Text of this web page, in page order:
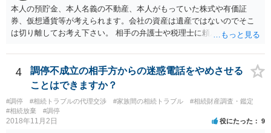
本人の預貯金、本人名義の不動産、本人がもっていた株式や有価証
券、仮想通貨等が考えられます。会社の資産は遺産ではないのでそこ
は切り離してお考え下さい。 相手の弁護士や税理士に頼んでも守秘義
意に開示を求め、応じなければ「調査嘱託」という手続きを使って銀
行等に照会をかけることになるでしょう。 不動産は、相続登記が済ん
でいなければ市役所ないし区役所に、お子様と義父様のつながりがわ
かる戸籍一式を揃えてもちこみ、「名寄せ」という手続きをすると、
分かると思います。遺産分割協議書の偽造等により既に相続登記され
てしまっている場合は、住所などに当たりをつけて登記名義を調べて
4
調停不成立の相手方からの迷惑電話をやめさせる
ことはできますか？
#調停 #相続トラブルの代理交渉 #家族間の相続トラブル
#相続財産調査・鑑定
#相続放棄
#調停
2018年11月2日 役にたった 9